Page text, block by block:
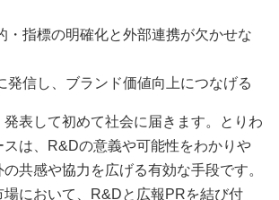
・指標の明確化と外部連携が欠かせな
発信し、ブランド価値向上につなげる
表して初めて社会に届きます。とりわ
スは、R&Dの意義や可能性をわかりや
共感や協力を広げる有効な手段です。
場において、R&Dと広報PRを結び付